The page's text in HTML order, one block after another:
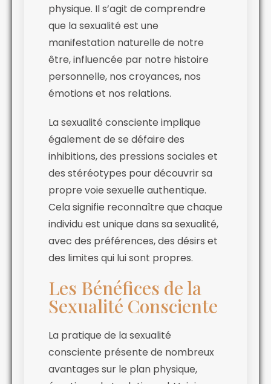
physique. Il s’agit de comprendre
que la sexualité est une
manifestation naturelle de notre
être, influencée par notre histoire
personnelle, nos croyances, nos
émotions et nos relations.
La sexualité consciente implique
également de se défaire des
inhibitions, des pressions sociales et
des stéréotypes pour découvrir sa
propre voie sexuelle authentique.
Cela signifie reconnaître que chaque
individu est unique dans sa sexualité,
avec des préférences, des désirs et
des limites qui lui sont propres.
Les Bénéfices de la
Sexualité Consciente
La pratique de la sexualité
consciente présente de nombreux
avantages sur le plan physique,